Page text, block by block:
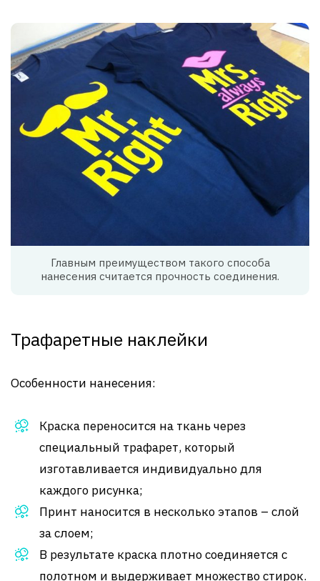
Главным преимуществом такого способа
нанесения считается прочность соединения.
Трафаретные наклейки
Особенности нанесения:
Краска переносится на ткань через
специальный трафарет, который
изготавливается индивидуально для
каждого рисунка;
Принт наносится в несколько этапов – слой
за слоем;
В результате краска плотно соединяется с
полотном и выдерживает множество стирок.